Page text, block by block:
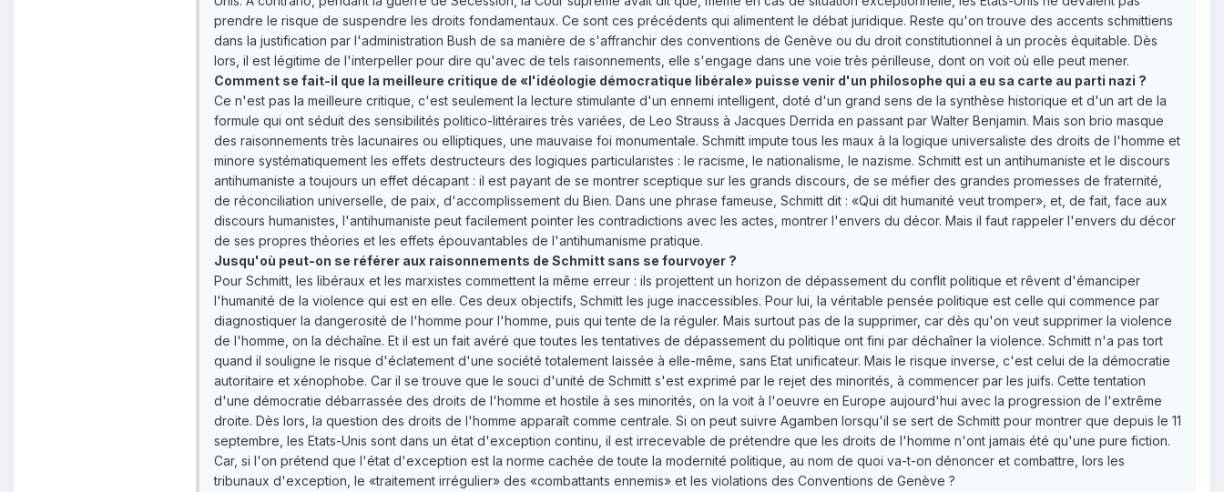
prendre le risque de suspendre les droits fondamentaux. Ce sont ces précédents qui alimentent le débat juridique. Reste qu'on trouve des accents schmittiens
dans la justification par l'administration Bush de sa manière de s'affranchir des conventions de Genève ou du droit constitutionnel à un procès équitable. Dès
lors, il est légitime de l'interpeller pour dire qu'avec de tels raisonnements, elle s'engage dans une voie très périlleuse, dont on voit où elle peut mener.
Comment se fait-il que la meilleure critique de «l'idéologie démocratique libérale» puisse venir d'un philosophe qui a eu sa carte au parti nazi ?
Ce n'est pas la meilleure critique, c'est seulement la lecture stimulante d'un ennemi intelligent, doté d'un grand sens de la synthèse historique et d'un art de la
formule qui ont séduit des sensibilités politico-littéraires très variées, de Leo Strauss à Jacques Derrida en passant par Walter Benjamin. Mais son brio masque
des raisonnements très lacunaires ou elliptiques, une mauvaise foi monumentale. Schmitt impute tous les maux à la logique universaliste des droits de l'homme et
minore systématiquement les effets destructeurs des logiques particularistes : le racisme, le nationalisme, le nazisme. Schmitt est un antihumaniste et le discours
antihumaniste a toujours un effet décapant : il est payant de se montrer sceptique sur les grands discours, de se méfier des grandes promesses de fraternité,
de réconciliation universelle, de paix, d'accomplissement du Bien. Dans une phrase fameuse, Schmitt dit : «Qui dit humanité veut tromper», et, de fait, face aux
discours humanistes, l'antihumaniste peut facilement pointer les contradictions avec les actes, montrer l'envers du décor. Mais il faut rappeler l'envers du décor
de ses propres théories et les effets épouvantables de l'antihumanisme pratique.
Jusqu'où peut-on se référer aux raisonnements de Schmitt sans se fourvoyer ?
Pour Schmitt, les libéraux et les marxistes commettent la même erreur : ils projettent un horizon de dépassement du conflit politique et rêvent d'émanciper
l'humanité de la violence qui est en elle. Ces deux objectifs, Schmitt les juge inaccessibles. Pour lui, la véritable pensée politique est celle qui commence par
diagnostiquer la dangerosité de l'homme pour l'homme, puis qui tente de la réguler. Mais surtout pas de la supprimer, car dès qu'on veut supprimer la violence
de l'homme, on la déchaîne. Et il est un fait avéré que toutes les tentatives de dépassement du politique ont fini par déchaîner la violence. Schmitt n'a pas tort
quand il souligne le risque d'éclatement d'une société totalement laissée à elle-même, sans Etat unificateur. Mais le risque inverse, c'est celui de la démocratie
autoritaire et xénophobe. Car il se trouve que le souci d'unité de Schmitt s'est exprimé par le rejet des minorités, à commencer par les juifs. Cette tentation
d'une démocratie débarrassée des droits de l'homme et hostile à ses minorités, on la voit à l'oeuvre en Europe aujourd'hui avec la progression de l'extrême
droite. Dès lors, la question des droits de l'homme apparaît comme centrale. Si on peut suivre Agamben lorsqu'il se sert de Schmitt pour montrer que depuis le 11
septembre, les Etats-Unis sont dans un état d'exception continu, il est irrecevable de prétendre que les droits de l'homme n'ont jamais été qu'une pure fiction.
Car, si l'on prétend que l'état d'exception est la norme cachée de toute la modernité politique, au nom de quoi va-t-on dénoncer et combattre, lors les
tribunaux d'exception, le «traitement irrégulier» des «combattants ennemis» et les violations des Conventions de Genève ?